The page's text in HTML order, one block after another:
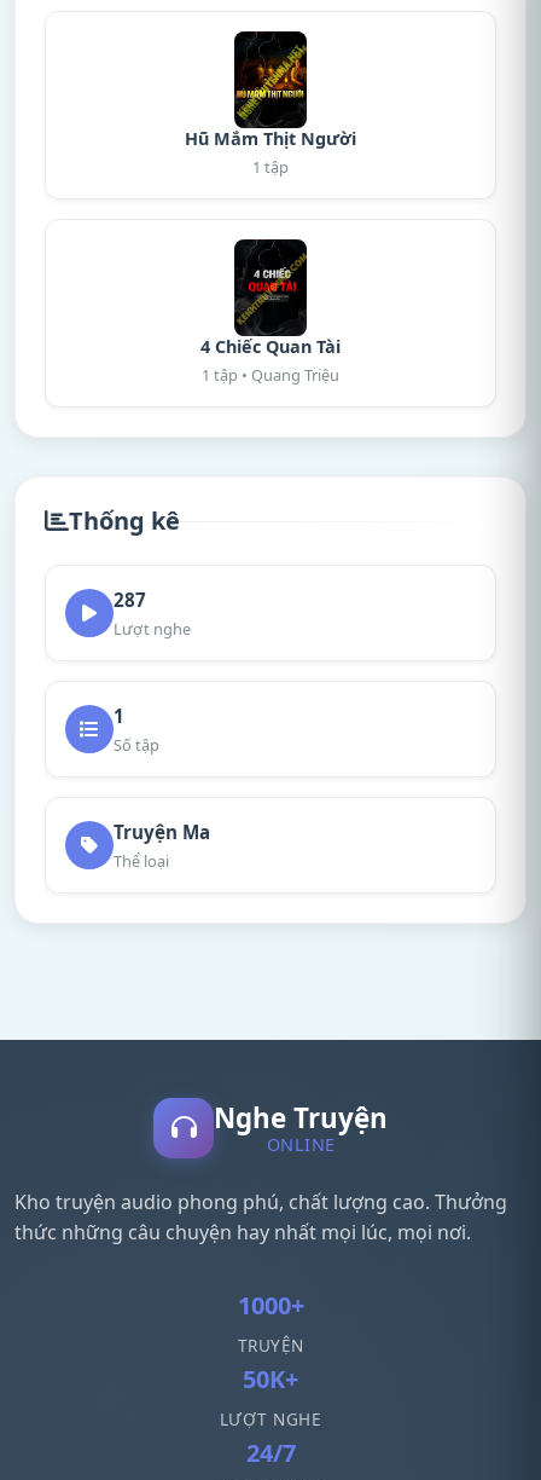
Hũ Mắm Thịt Người
1 tập
4 Chiếc Quan Tài
1 tập • Quang Triệu
Thống kê
287
Lượt nghe
1
Số tập
Truyện Ma
Thể loại
Nghe Truyện
ONLINE
Kho truyện audio phong phú, chất lượng cao. Thưởng
thức những câu chuyện hay nhất mọi lúc, mọi nơi.
1000+
TRUYỆN
50K+
LƯỢT NGHE
24/7